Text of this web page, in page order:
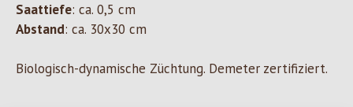
Saattiefe: ca. 0,5 cm
Abstand: ca. 30x30 cm
Biologisch-dynamische Züchtung. Demeter zertifiziert.